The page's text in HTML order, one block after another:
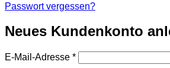
Passwort vergessen?
Neues Kundenkonto
E-Mail-Adresse *Erforderlich